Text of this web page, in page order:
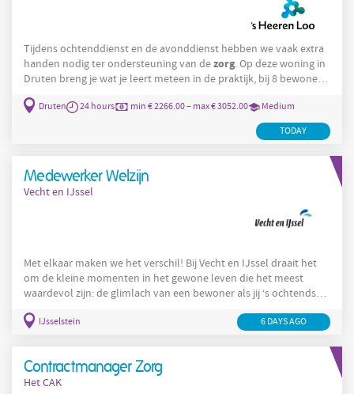
Tijdens ochtenddienst en de avonddienst hebben we vaak extra
handen nodig ter ondersteuning van dezorg. Op deze woning in
Druten breng je wat je leert meteen in de praktijk, bij 8 bewoners
die allemaal een eigen aanpak vragen. Wil je weten hoe dat
werkt? Waar ga je werken? 's Heeren Loo ondersteunt mensen
met een lichte tot ernstige verstandelijke beperking, door heel
Nederland. De woning hoort bij woonzorgpark Boldershof in
Druten 24 hours min € 2266.00 – max € 3052.00 Medium
TODAY
Medewerker Welzijn
Vecht en IJssel
Met elkaar maken we het verschil! Bij Vecht en IJssel draait het
om de kleine momenten in het gewone leven die het meest
waardevol zijn: de glimlach van een bewoner als jij ‘s ochtends
begeleiding weer zelfstandig haar steunkousen aantrek... Met
zijn: de glimlach van een bewoner als jij ‘s ochtends
IJsselstein 6 DAYS AGO
Contractmanager Zorg
Het CAK